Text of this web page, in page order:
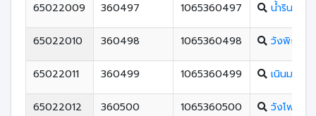
65022009 360497 1065360497 น้ำรินพิทย
65022010 360498 1065360498 วังพิกุลวิ
65022011 360499 1065360499 เนินมะปร
65022012 360500 1065360500 วังโพรงพิ